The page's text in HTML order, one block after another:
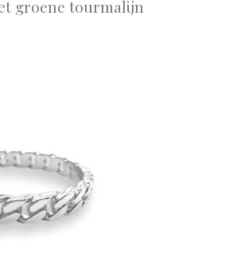
groene tourmalijn